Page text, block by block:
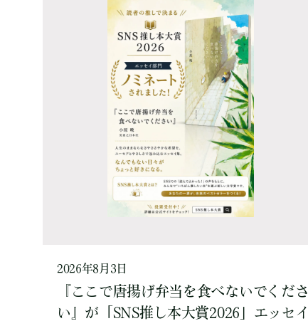
2026年8月3日
『ここで唐揚げ弁当を食べないでくださ
い』が「SNS推し本大賞2026」エッセイ